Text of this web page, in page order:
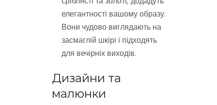
елегантності вашому образу.
Вони чудово виглядають на
засмаглій шкірі і підходять
для вечірніх виходів.
Дизайни та
малюнки